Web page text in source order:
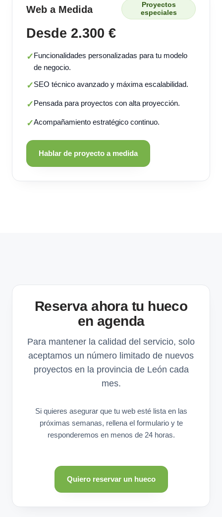
Web a Medida
Proyectos
especiales
Desde 2.300 €
✓Funcionalidades personalizadas para tu modelo
de negocio.
✓SEO técnico avanzado y máxima escalabilidad.
✓Pensada para proyectos con alta proyección.
✓Acompañamiento estratégico continuo.
Hablar de proyecto a medida
Reserva ahora tu hueco
en agenda
Para mantener la calidad del servicio, solo
aceptamos un número limitado de nuevos
proyectos en la provincia de León cada
mes.
Si quieres asegurar que tu web esté lista en las
próximas semanas, rellena el formulario y te
responderemos en menos de 24 horas.
Quiero reservar un hueco